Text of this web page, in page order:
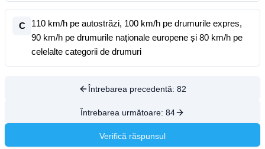
C
110 km/h pe autostrăzi, 100 km/h pe drumurile expres,
90 km/h pe drumurile naționale europene și 80 km/h pe
celelalte categorii de drumuri
Întrebarea precedentă: 82
Întrebarea următoare: 84
Verifică răspunsul